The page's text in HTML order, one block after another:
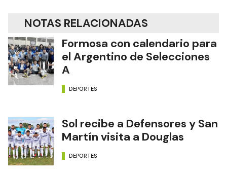
NOTAS RELACIONADAS
Formosa con calendario para
el Argentino de Selecciones
A
DEPORTES
Sol recibe a Defensores y San
Martín visita a Douglas
DEPORTES